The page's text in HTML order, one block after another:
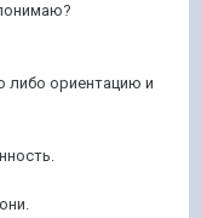
либо ориентацию и